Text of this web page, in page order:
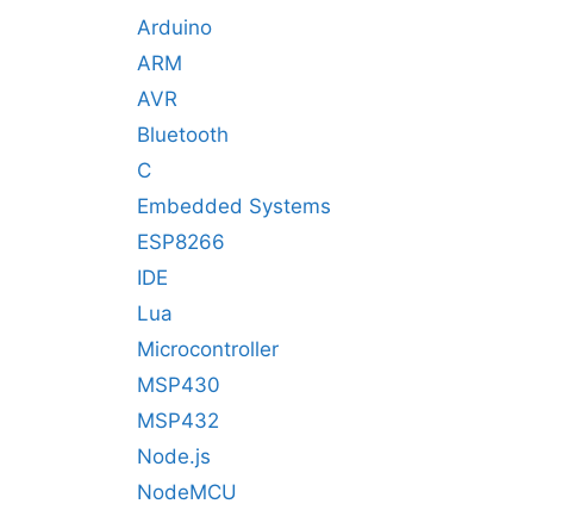
Arduino
ARM
AVR
Bluetooth
C
Embedded Systems
ESP8266
IDE
Lua
Microcontroller
MSP430
MSP432
Node.js
NodeMCU